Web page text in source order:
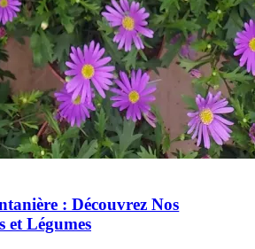
: Découvrez Nos
et Légumes